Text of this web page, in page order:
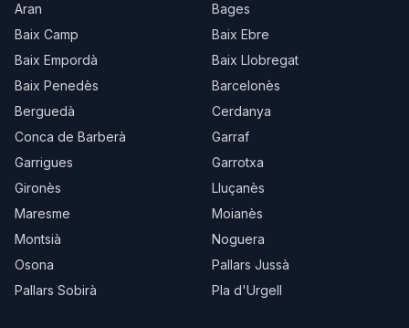
Aran
Bages
Baix Camp
Baix Ebre
Baix Empordà
Baix Llobregat
Baix Penedès
Barcelonès
Berguedà
Cerdanya
Conca de Barberà
Garraf
Garrigues
Garrotxa
Gironès
Lluçanès
Maresme
Moianès
Montsià
Noguera
Osona
Pallars Jussà
Pallars Sobirà
Pla d'Urgell